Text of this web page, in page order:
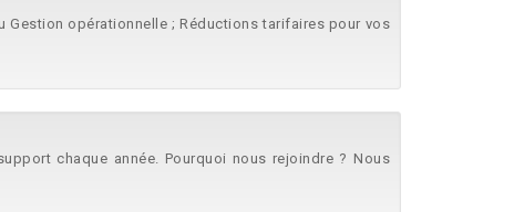
Gestion opérationnelle ; Réductions tarifaires pour vos
chaque année. Pourquoi nous rejoindre ? Nous